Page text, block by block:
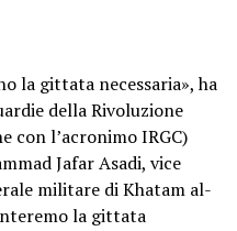
la gittata necessaria», ha
della Rivoluzione
con l’acronimo IRGC)
Jafar Asadi, vice
militare di Khatam al-
la gittata